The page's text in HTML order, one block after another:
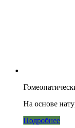
На основе
Подробнее